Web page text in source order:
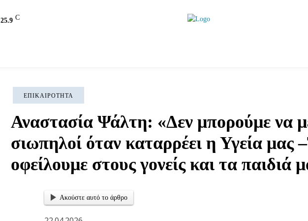
25.9 C
ΕΠΙΚΑΙΡΌΤΗΤΑ
Αναστασία Ψάλτη: «Δεν μπορούμε να
σιωπηλοί όταν καταρρέει η Υγεία μας
οφείλουμε στους γονείς και τα παιδιά
Ακούστε αυτό το άρθρο